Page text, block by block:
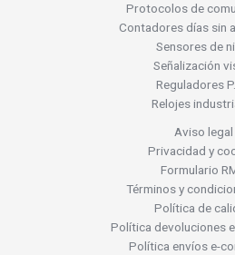
Protocolos de
Contadores días sin
Sensores de
Señalización
Reguladores
Relojes
Aviso legal
Privacidad y
Formulario
Términos y
Política de
Política devoluciones
Política envíos e-